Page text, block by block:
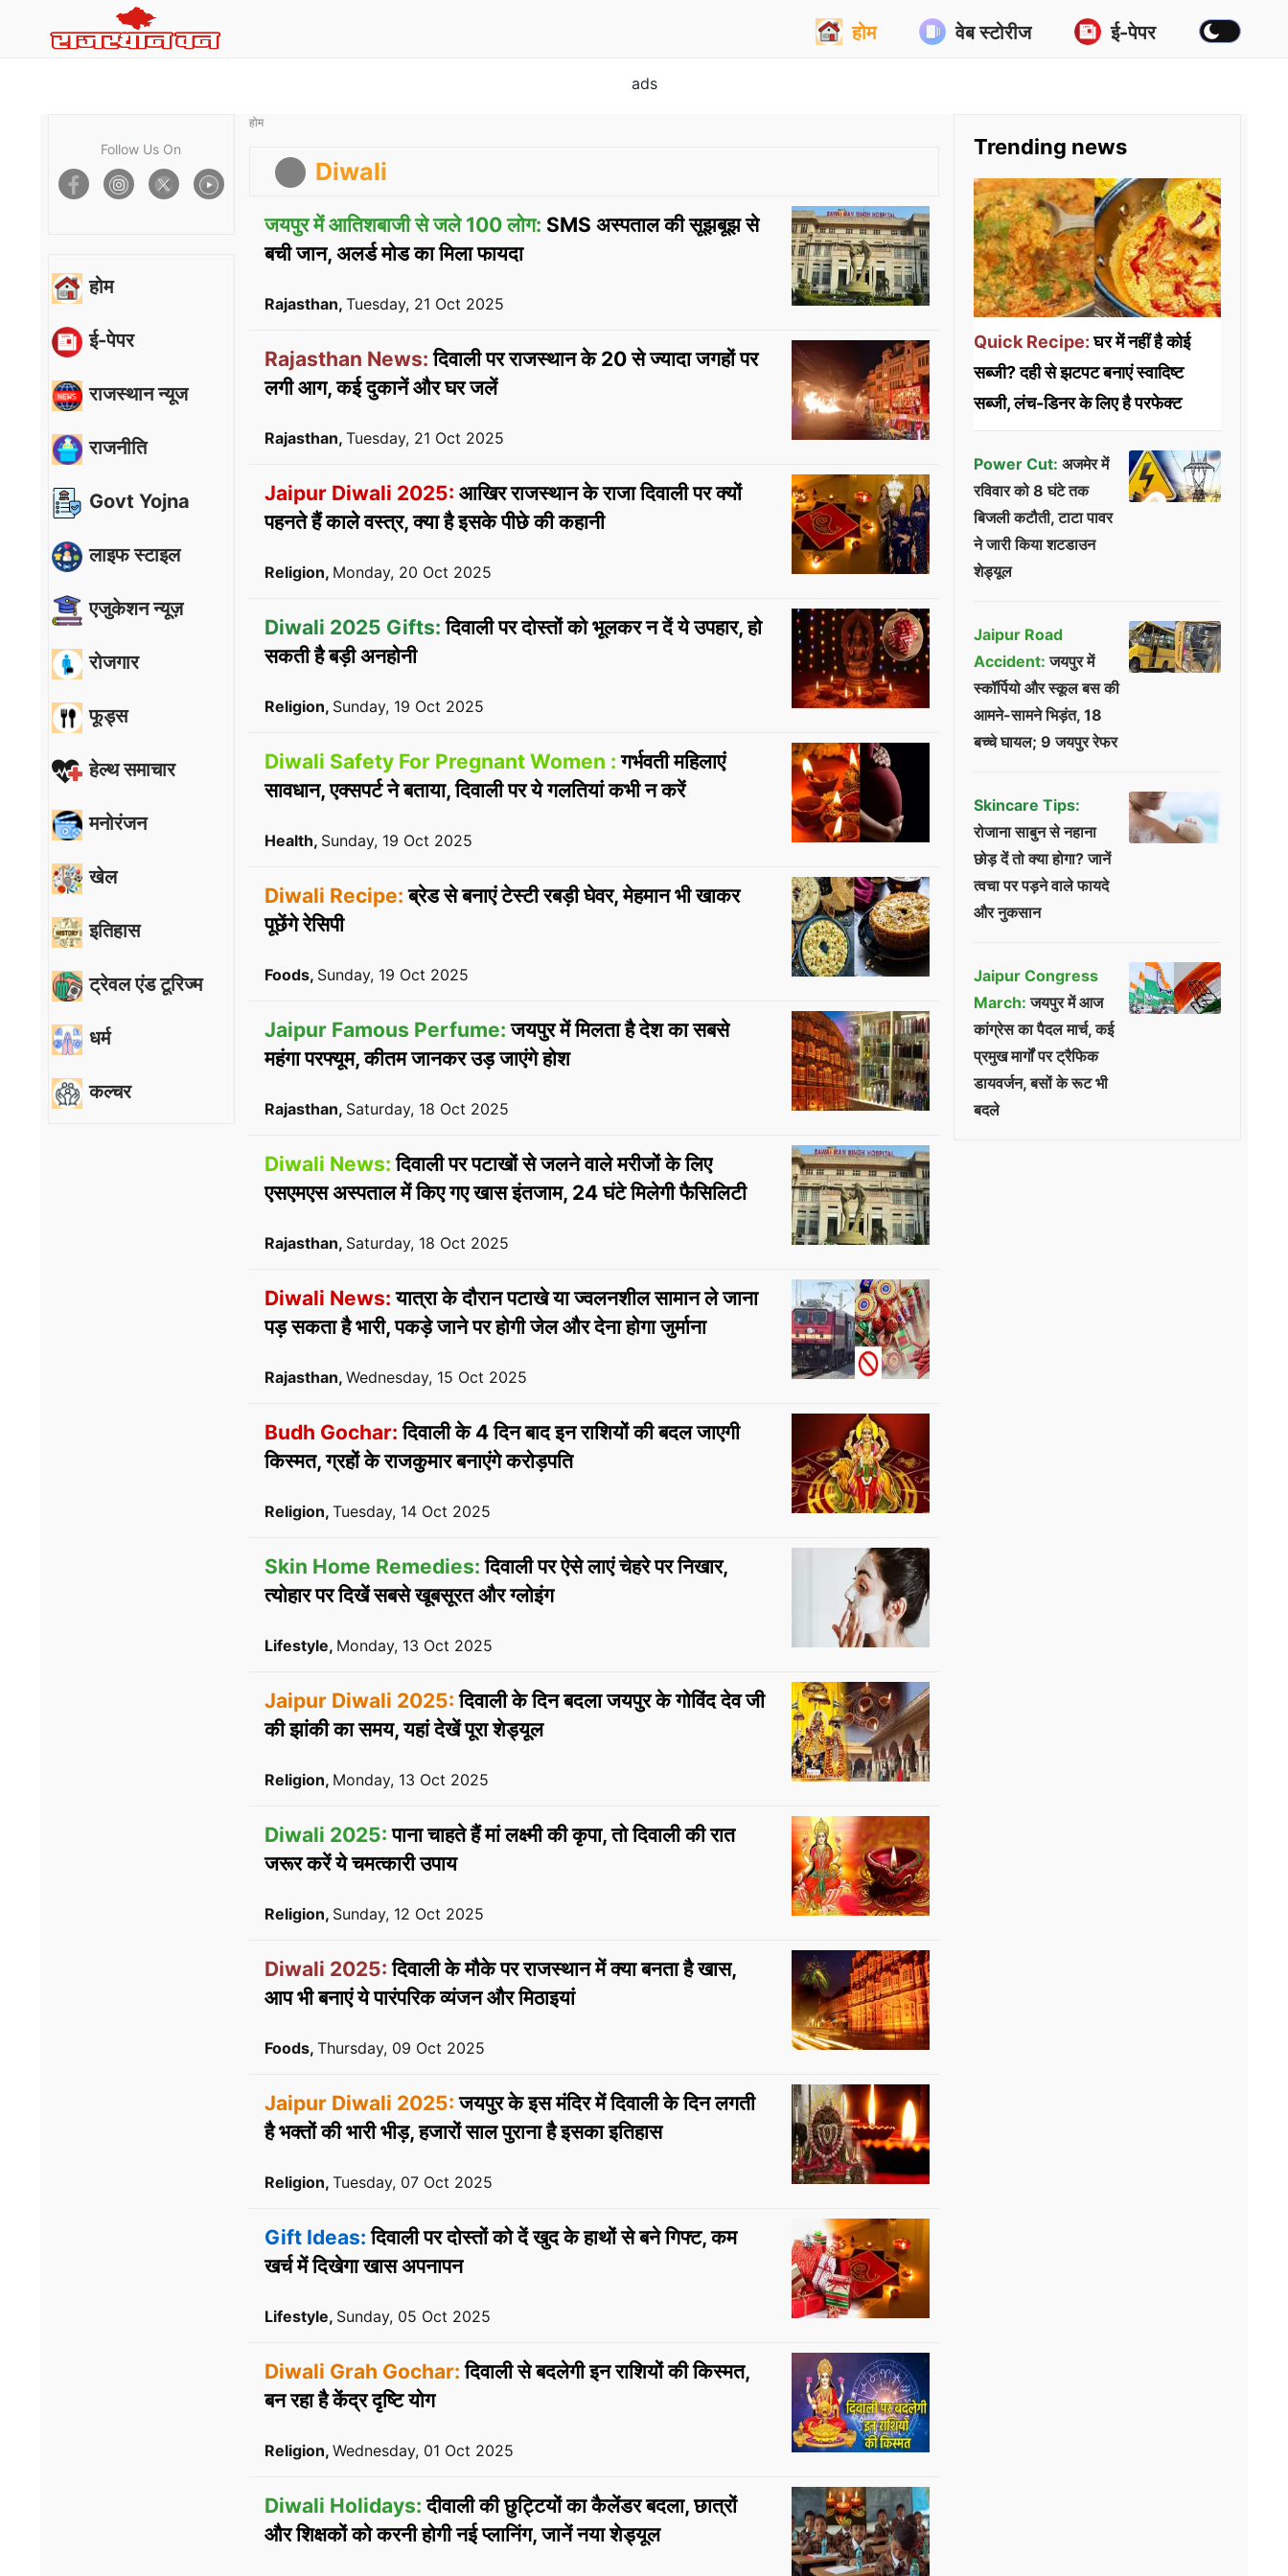
होम वेब स्टोरीज ई-पेपर
ads
Follow Us On
होम
ई-पेपर
राजस्थान न्यूज
राजनीति
Govt Yojna
लाइफ स्टाइल
एजुकेशन न्यूज़
रोजगार
फूड्स
हेल्थ समाचार
मनोरंजन
खेल
इतिहास
ट्रेवल एंड टूरिज्म
धर्म
कल्चर
होम
Diwali
जयपुर में आतिशबाजी से जले 100 लोग: SMS अस्पताल की सूझबूझ से
बची जान, अलर्ड मोड का मिला फायदा
Rajasthan, Tuesday, 21 Oct 2025
Rajasthan News: दिवाली पर राजस्थान के 20 से ज्यादा जगहों पर
लगी आग, कई दुकानें और घर जलें
Rajasthan, Tuesday, 21 Oct 2025
Jaipur Diwali 2025: आखिर राजस्थान के राजा दिवाली पर क्यों
पहनते हैं काले वस्त्र, क्या है इसके पीछे की कहानी
Religion, Monday, 20 Oct 2025
Diwali 2025 Gifts: दिवाली पर दोस्तों को भूलकर न दें ये उपहार, हो
सकती है बड़ी अनहोनी
Religion, Sunday, 19 Oct 2025
Diwali Safety For Pregnant Women : गर्भवती महिलाएं
सावधान, एक्सपर्ट ने बताया, दिवाली पर ये गलतियां कभी न करें
Health, Sunday, 19 Oct 2025
Diwali Recipe: ब्रेड से बनाएं टेस्टी रबड़ी घेवर, मेहमान भी खाकर
पूछेंगे रेसिपी
Foods, Sunday, 19 Oct 2025
Jaipur Famous Perfume: जयपुर में मिलता है देश का सबसे
महंगा परफ्यूम, कीतम जानकर उड़ जाएंगे होश
Rajasthan, Saturday, 18 Oct 2025
Diwali News: दिवाली पर पटाखों से जलने वाले मरीजों के लिए
एसएमएस अस्पताल में किए गए खास इंतजाम, 24 घंटे मिलेगी फैसिलिटी
Rajasthan, Saturday, 18 Oct 2025
Diwali News: यात्रा के दौरान पटाखे या ज्वलनशील सामान ले जाना
पड़ सकता है भारी, पकड़े जाने पर होगी जेल और देना होगा जुर्माना
Rajasthan, Wednesday, 15 Oct 2025
Budh Gochar: दिवाली के 4 दिन बाद इन राशियों की बदल जाएगी
किस्मत, ग्रहों के राजकुमार बनाएंगे करोड़पति
Religion, Tuesday, 14 Oct 2025
Skin Home Remedies: दिवाली पर ऐसे लाएं चेहरे पर निखार,
त्योहार पर दिखें सबसे खूबसूरत और ग्लोइंग
Lifestyle, Monday, 13 Oct 2025
Jaipur Diwali 2025: दिवाली के दिन बदला जयपुर के गोविंद देव जी
की झांकी का समय, यहां देखें पूरा शेड्यूल
Religion, Monday, 13 Oct 2025
Diwali 2025: पाना चाहते हैं मां लक्ष्मी की कृपा, तो दिवाली की रात
जरूर करें ये चमत्कारी उपाय
Religion, Sunday, 12 Oct 2025
Diwali 2025: दिवाली के मौके पर राजस्थान में क्या बनता है खास,
आप भी बनाएं ये पारंपरिक व्यंजन और मिठाइयां
Foods, Thursday, 09 Oct 2025
Jaipur Diwali 2025: जयपुर के इस मंदिर में दिवाली के दिन लगती
है भक्तों की भारी भीड़, हजारों साल पुराना है इसका इतिहास
Religion, Tuesday, 07 Oct 2025
Gift Ideas: दिवाली पर दोस्तों को दें खुद के हाथों से बने गिफ्ट, कम
खर्च में दिखेगा खास अपनापन
Lifestyle, Sunday, 05 Oct 2025
Diwali Grah Gochar: दिवाली से बदलेगी इन राशियों की किस्मत,
बन रहा है केंद्र दृष्टि योग
Religion, Wednesday, 01 Oct 2025
Diwali Holidays: दीवाली की छुट्टियों का कैलेंडर बदला, छात्रों
और शिक्षकों को करनी होगी नई प्लानिंग, जानें नया शेड्यूल
Trending news
Quick Recipe:घर में नहीं है कोई
सब्जी? दही से झटपट बनाएं स्वादिष्ट
सब्जी, लंच-डिनर के लिए है परफेक्ट
Power Cut: अजमेर में
रविवार को 8 घंटे तक
बिजली कटौती, टाटा पावर
ने जारी किया शटडाउन
शेड्यूल
Jaipur Road
Accident: जयपुर में
स्कॉर्पियो और स्कूल बस की
आमने-सामने भिड़ंत, 18
बच्चे घायल; 9 जयपुर रेफर
Skincare Tips:
रोजाना साबुन से नहाना
छोड़ दें तो क्या होगा? जानें
त्वचा पर पड़ने वाले फायदे
और नुकसान
Jaipur Congress
March: जयपुर में आज
कांग्रेस का पैदल मार्च, कई
प्रमुख मार्गों पर ट्रैफिक
डायवर्जन, बसों के रूट भी
बदले